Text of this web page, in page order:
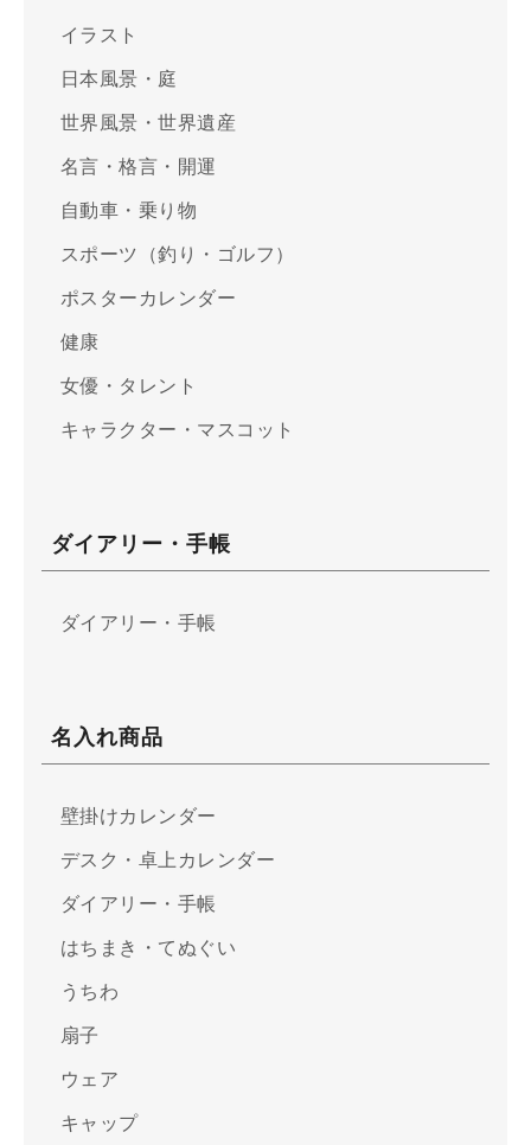
イラスト
日本風景・庭
世界風景・世界遺産
名言・格言・開運
自動車・乗り物
スポーツ（釣り・ゴルフ）
ポスターカレンダー
健康
女優・タレント
キャラクター・マスコット
ダイアリー・手帳
ダイアリー・手帳
名入れ商品
壁掛けカレンダー
デスク・卓上カレンダー
ダイアリー・手帳
はちまき・てぬぐい
うちわ
扇子
ウェア
キャップ